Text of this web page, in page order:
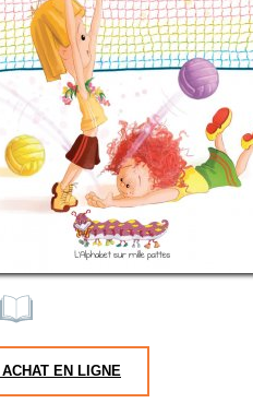
ACHAT EN LIGNE